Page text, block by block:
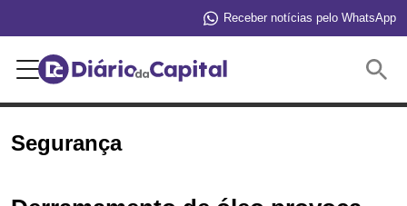
Receber notícias pelo WhatsApp
Segurança